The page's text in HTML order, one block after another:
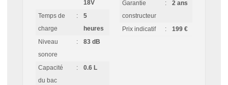
18V
Temps de
charge
:
5
heures
Niveau
sonore
: 83 dB
Capacité
du bac
: 0.6 L
Garantie
constructeur
: 2 ans
Prix indicatif : 199 €